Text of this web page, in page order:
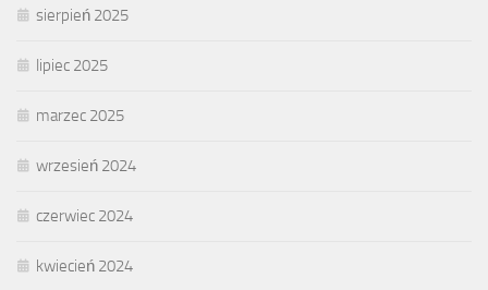
sierpień 2025
lipiec 2025
marzec 2025
wrzesień 2024
czerwiec 2024
kwiecień 2024